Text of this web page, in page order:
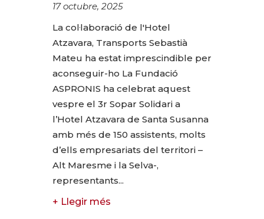
17 octubre, 2025
La col·laboració de l'Hotel
Atzavara, Transports Sebastià
Mateu ha estat imprescindible per
aconseguir-ho La Fundació
ASPRONIS ha celebrat aquest
vespre el 3r Sopar Solidari a
l’Hotel Atzavara de Santa Susanna
amb més de 150 assistents, molts
d’ells empresariats del territori –
Alt Maresme i la Selva-,
representants...
+ Llegir més